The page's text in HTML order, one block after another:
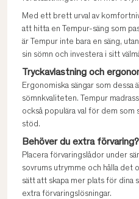
Med ett brett urval av
att hitta en Tempur-säng som
är Tempur inte bara en säng,
sin sömn och investera i sitt
Tryckavlastning och
Ergonomiska sängar som
sömnkvaliteten. Tempur
också populära val för dem
stöd.
Behöver du extra förvaring?
Placera förvaringslådor under
sovrums utrymme och hålla det
sätt att skapa mer plats för dina
extra förvaringslösningar.